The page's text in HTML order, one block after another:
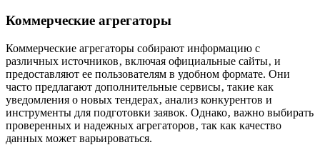
Коммерческие агрегаторы
Коммерческие агрегаторы собирают информацию с
различных источников‚ включая официальные сайты‚ и
предоставляют ее пользователям в удобном формате. Они
часто предлагают дополнительные сервисы‚ такие как
уведомления о новых тендерах‚ анализ конкурентов и
инструменты для подготовки заявок. Однако‚ важно выбирать
проверенных и надежных агрегаторов‚ так как качество
данных может варьироваться.